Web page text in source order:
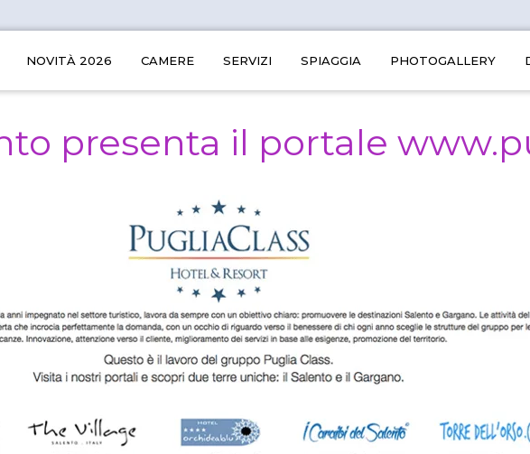
NOVITÀ 2026 CAMERE SERVIZI SPIAGGIA PHOTOGALLERY
presenta il portale